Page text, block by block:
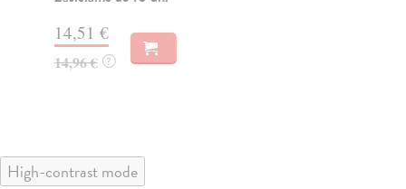
14,51 €
14,96 € ?
High-contrast mode